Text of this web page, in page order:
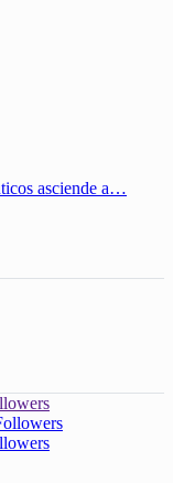
asciende a…